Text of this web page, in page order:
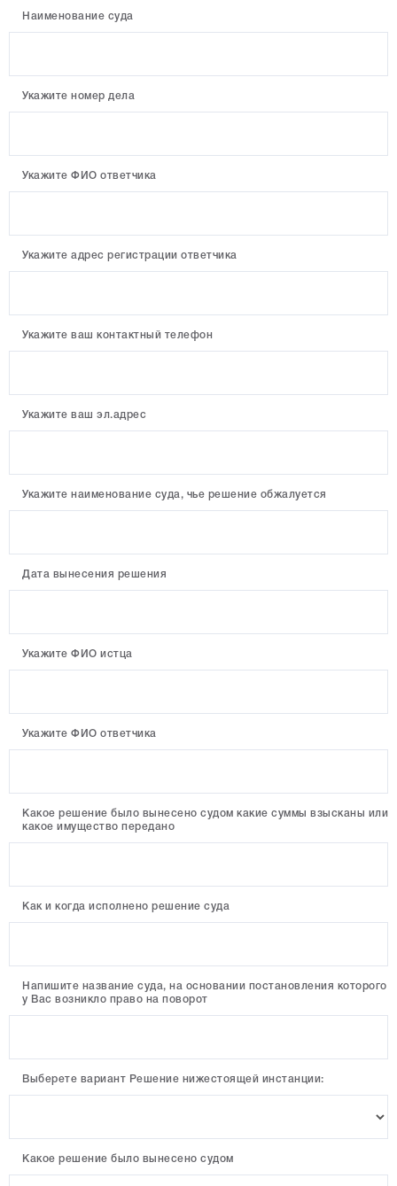
Наименование суда
Укажите номер дела
Укажите ФИО ответчика
Укажите адрес регистрации ответчика
Укажите ваш контактный телефон
Укажите ваш эл.адрес
Укажите наименование суда, чье решение обжалуется
Дата вынесения решения
Укажите ФИО истца
Укажите ФИО ответчика
Какое решение было вынесено судом какие суммы взысканы или
какое имущество передано
Как и когда исполнено решение суда
Напишите название суда, на основании постановления которого
у Вас возникло право на поворот
Выберете вариант Решение нижестоящей инстанции:
Какое решение было вынесено судом